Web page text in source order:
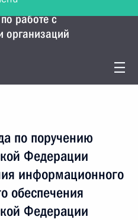
работе с
организаций
по поручению
Федерации
информационного
обеспечения
Федерации